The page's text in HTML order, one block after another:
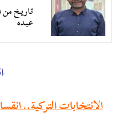
تاريخ من
عبده
الانتخابات التركية..